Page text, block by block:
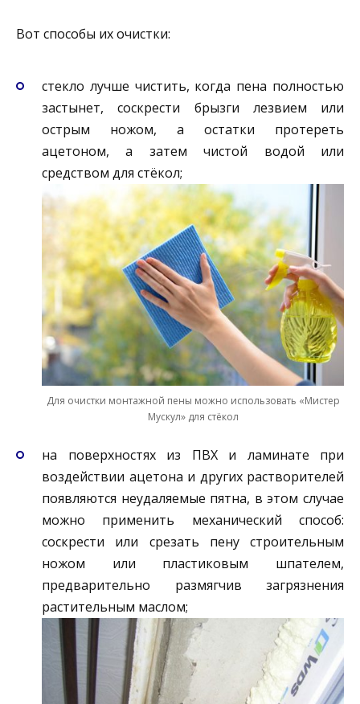
Вот способы их очистки:
стекло лучше чистить, когда пена полностью
застынет, соскрести брызги лезвием или
острым ножом, а остатки протереть
ацетоном, а затем чистой водой или
средством для стёкол;
Для очистки монтажной пены можно использовать «Мистер
Мускул» для стёкол
на поверхностях из ПВХ и ламинате при
воздействии ацетона и других растворителей
появляются неудаляемые пятна, в этом случае
можно применить механический способ:
соскрести или срезать пену строительным
ножом или пластиковым шпателем,
предварительно размягчив загрязнения
растительным маслом;